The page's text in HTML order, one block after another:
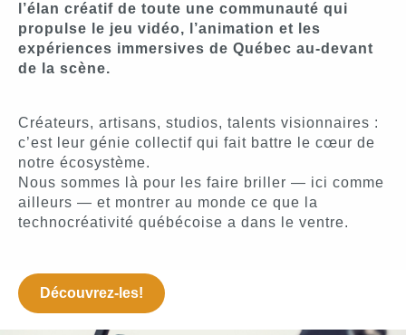
l’élan créatif de toute une communauté qui
propulse le jeu vidéo, l’animation et les
expériences immersives de Québec au-devant
de la scène.
Créateurs, artisans, studios, talents visionnaires :
c’est leur génie collectif qui fait battre le cœur de
notre écosystème.
Nous sommes là pour les faire briller — ici comme
ailleurs — et montrer au monde ce que la
technocréativité québécoise a dans le ventre.
Découvrez-les!